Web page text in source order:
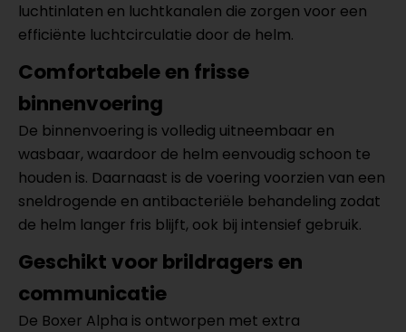
luchtinlaten en luchtkanalen die zorgen voor een
efficiënte luchtcirculatie door de helm.
Comfortabele en frisse
binnenvoering
De binnenvoering is volledig uitneembaar en
wasbaar, waardoor de helm eenvoudig schoon te
houden is. Daarnaast is de voering voorzien van een
sneldrogende en antibacteriële behandeling zodat
de helm langer fris blijft, ook bij intensief gebruik.
Geschikt voor brildragers en
communicatie
De Boxer Alpha is ontworpen met extra